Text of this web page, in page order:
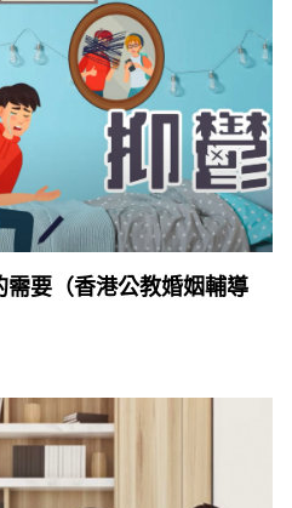
要（香港公教婚姻輔導